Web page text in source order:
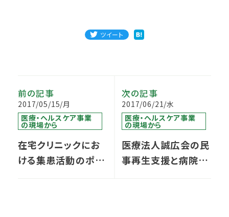
ツイート
前の記事
2017/05/15/月
医療・ヘルスケア事業
の現場から
在宅クリニックにお
ける集患活動のポイ
次の記事
2017/06/21/水
医療・ヘルスケア事業
の現場から
医療法人誠広会の民
事再生支援と病院経